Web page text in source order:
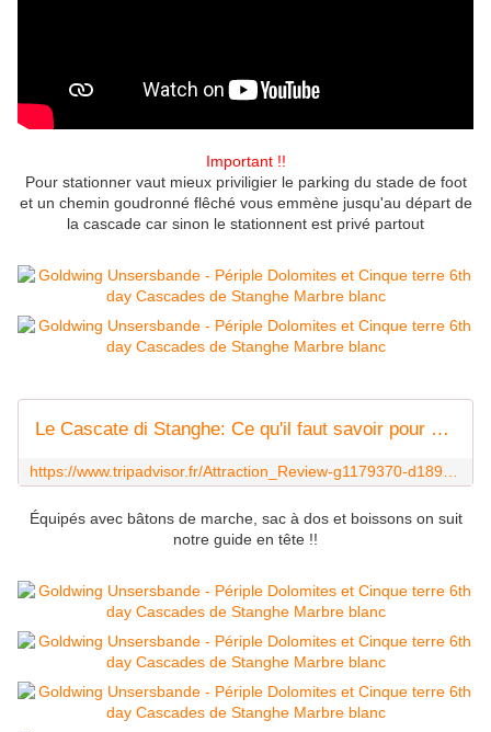
Important !!
Pour stationner vaut mieux priviligier le parking du stade de foot
et un chemin goudronné flêché vous emmène jusqu'au départ de
la cascade car sinon le stationnent est privé partout
Le Cascate di Stanghe: Ce qu'il faut savoir pour votre visite à Racines en 2020 - Tripadvisor
Équipés avec bâtons de marche, sac à dos et boissons on suit
notre guide en tête !!